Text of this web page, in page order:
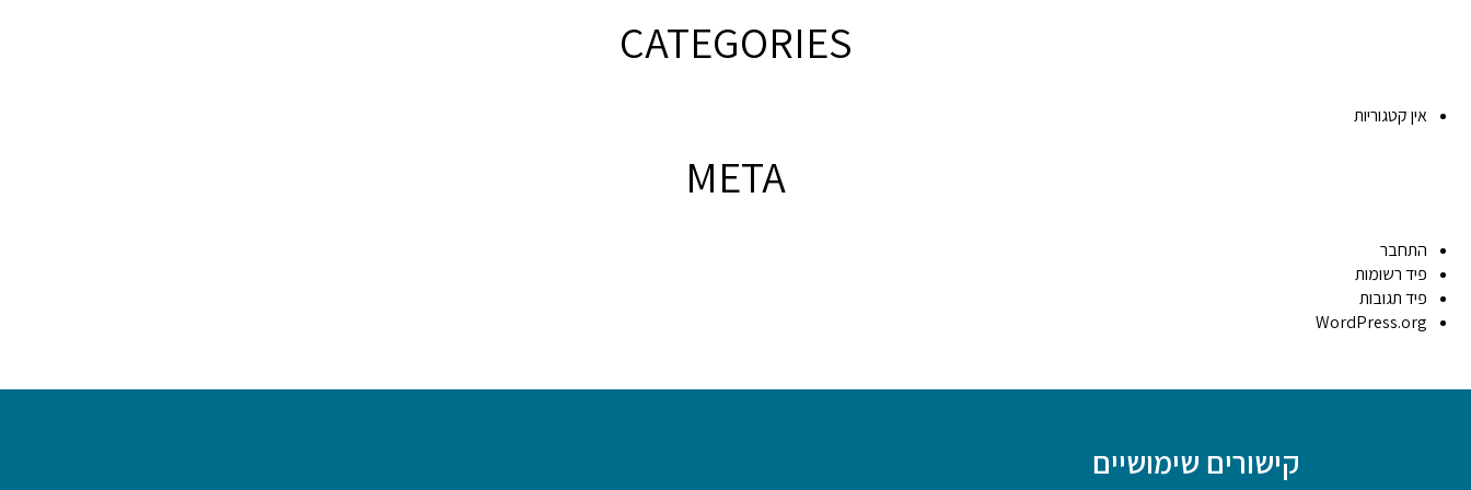
CATEGORIES
אין קטגוריות
META
התחבר
פיד רשומות
פיד תגובות
WordPress.org
קישורים שימושיים